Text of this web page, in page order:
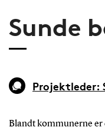
Sunde
Projektleder:
Blandt kommunerne er